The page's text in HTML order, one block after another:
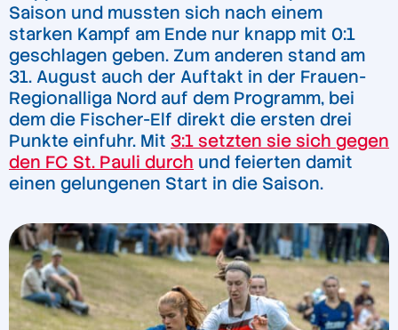
Saison und mussten sich nach einem
starken Kampf am Ende nur knapp mit 0:1
geschlagen geben. Zum anderen stand am
31. August auch der Auftakt in der Frauen-
Regionalliga Nord auf dem Programm, bei
dem die Fischer-Elf direkt die ersten drei
Punkte einfuhr. Mit 3:1 setzten sie sich gegen
den FC St. Pauli durch und feierten damit
einen gelungenen Start in die Saison.